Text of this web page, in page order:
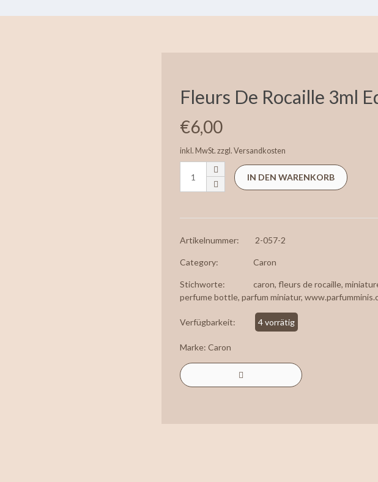
Fleurs De Rocaille 3ml
€6,00
inkl. MwSt. zzgl. Versandkosten
IN DEN WARENKORB
Artikelnummer: 2-057-2
Category: Caron
Stichworte: caron, fleurs de rocaille,
perfume bottle, parfum miniatur,
Verfügbarkeit: 4 vorrätig
Marke: Caron